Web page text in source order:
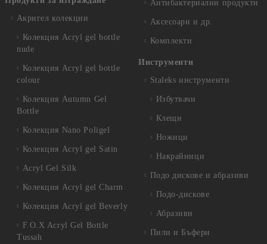
Акригел колекции
Колекция Acryl gel bottle
nude
Колекция Acryl gel bottle
colour
Колекция Autumn Gel
Bottle
Колекция Nano Poligel
Колекция Acryl gel Satin
Acryl Gel Silk
Колекция Acryl gel Charm
Колекция Acryl gel Beverly
F.O.X Acryl Gel Bottle
Tussah
Антибактериални продукти
Аксесоари и др.
Комплекти
Инструменти
Staleks инструменти
Избутвачи
Клещи
Ножици
Накрайници
Подо дискове и абразиви
Подо-дискове
Абразиви
Пили и Бъфери